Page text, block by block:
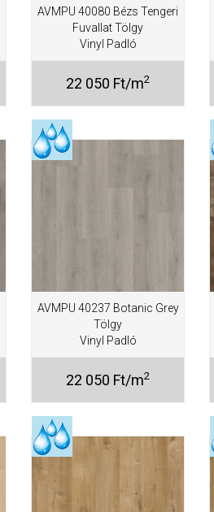
AVMPU 40080 Bézs Tengeri
Fuvallat Tölgy
Vinyl Padló
22 050 Ft/m2
AVMPU 40237 Botanic Grey
Tölgy
Vinyl Padló
22 050 Ft/m2